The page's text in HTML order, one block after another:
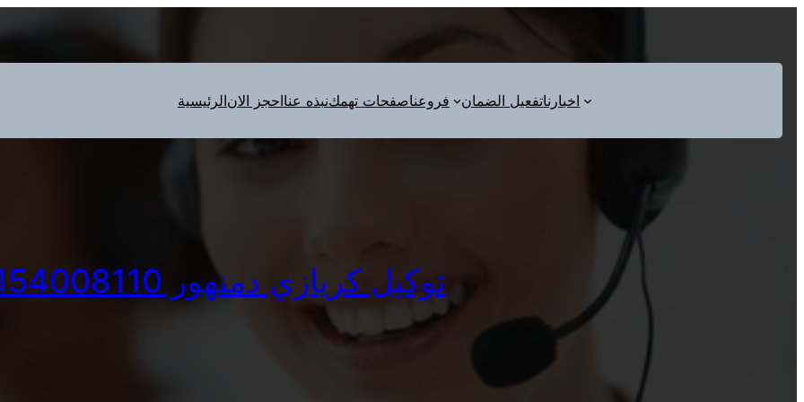
الرئيسيةاحجز الاننبذه عناصفحات تهمكفروعنا تفعيل الضماناخبارنا
توكيل كريازي دمنهور 01154008110